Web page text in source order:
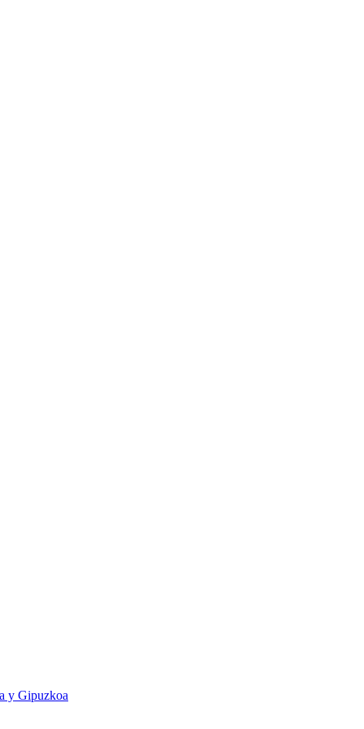
y Gipuzkoa